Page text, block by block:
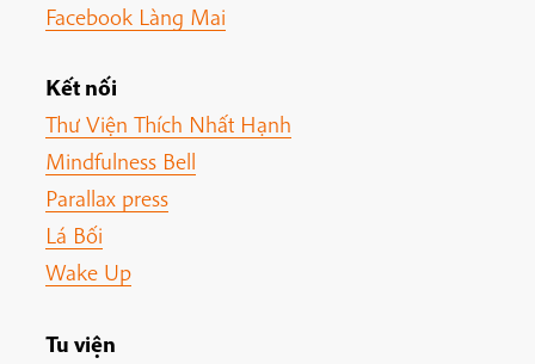
Facebook Làng Mai
Kết nối
Thư Viện Thích Nhất Hạnh
Mindfulness Bell
Parallax press
Lá Bối
Wake Up
Tu viện